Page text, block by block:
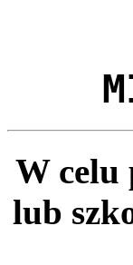
W celu
lub